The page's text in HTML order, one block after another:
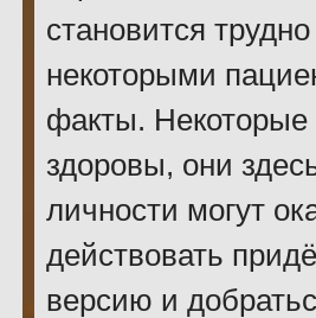
становится
некоторыми
факты.
здоровы, они
личности могут
действовать
версию и